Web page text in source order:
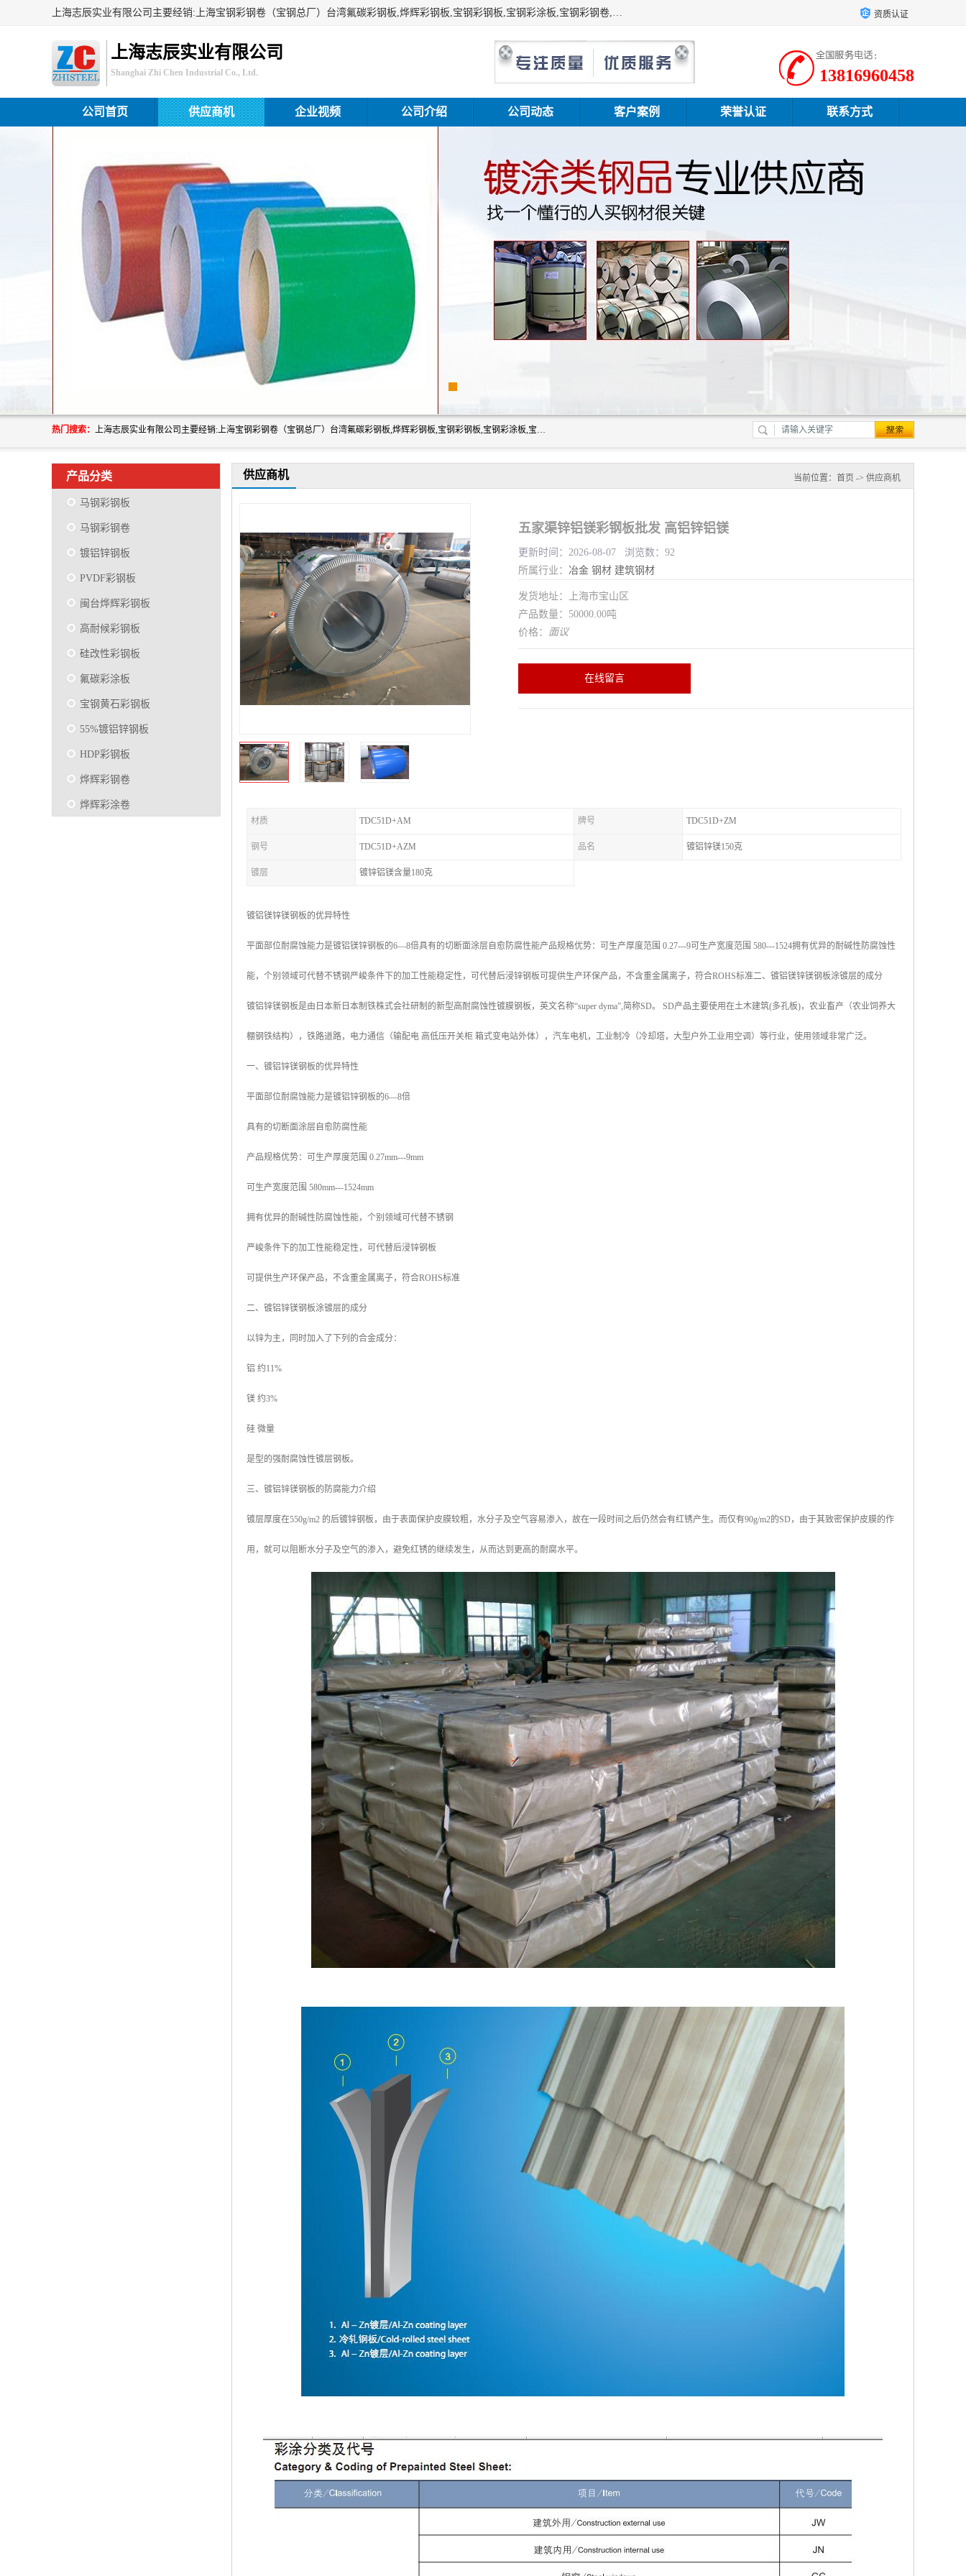
上海志辰实业有限公司主要经销:上海宝钢彩钢卷（宝钢总厂）台湾氟碳彩钢板,烨辉彩钢板,宝钢彩钢板,宝钢彩涂板,宝钢彩钢卷,马钢彩钢板,马钢彩钢卷,镀铝锌钢板,PVDF彩钢板,台湾烨辉彩钢板,高耐候彩钢板,硅改性彩钢板,规格齐全。 资质认证
上海志辰实业有限公司
Shanghai Zhi Chen Industrial Co., Ltd. 13816960458
公司首页 供应商机 企业视频 公司介绍 公司动态 客户案例 荣誉认证 联系方式
热门搜索： 上海志辰实业有限公司主要经销:上海宝钢彩钢卷（宝钢总厂）台湾氟碳彩钢板,烨辉彩钢板,宝钢彩钢板,宝钢彩涂板,宝钢彩钢卷,马钢彩钢板,马钢彩钢卷,镀铝锌钢板,PVDF彩钢板,台湾烨辉彩钢板,高耐候彩钢板,硅改性彩钢板,规格齐全。
产品分类
马钢彩钢板
马钢彩钢卷
镀铝锌钢板
PVDF彩钢板
闽台烨辉彩钢板
高耐候彩钢板
硅改性彩钢板
氟碳彩涂板
宝钢黄石彩钢板
55%镀铝锌钢板
HDP彩钢板
烨辉彩钢卷
烨辉彩涂卷
供应商机 当前位置： 首页 -> 供应商机
五家渠锌铝镁彩钢板批发 高铝锌铝镁
更新时间：2026-08-07 浏览数：92
所属行业： 冶金 钢材 建筑钢材
发货地址：上海市宝山区
产品数量：50000.00吨
价格： 面议
在线留言
材质 TDC51D+AM 牌号 TDC51D+ZM
钢号 TDC51D+AZM 品名 镀铝锌镁150克
镀层 镀锌铝镁含量180克
镀铝镁锌镁钢板的优异特性
平面部位耐腐蚀能力是镀铝镁锌钢板的6—8倍具有的切断面涂层自愈防腐性能产品规格优势：可生产厚度范围 0.27---9可生产宽度范围 580---1524拥有优异的耐碱性防腐蚀性
能，个别领域可代替不锈钢严峻条件下的加工性能稳定性，可代替后浸锌钢板可提供生产环保产品，不含重金属离子，符合ROHS标准二、镀铝镁锌镁钢板涂镀层的成分
镀铝锌镁钢板是由日本新日本制铁株式会社研制的新型高耐腐蚀性镀膜钢板，英文名称“super dyma”,简称SD。 SD产品主要使用在土木建筑(多孔板)，农业畜产（农业饲养大
棚钢铁结构），铁路道路，电力通信（输配电 高低压开关柜 箱式变电站外体），汽车电机，工业制冷（冷却塔，大型户外工业用空调）等行业，使用领域非常广泛。
一、镀铝锌镁钢板的优异特性
平面部位耐腐蚀能力是镀铝锌钢板的6—8倍
具有的切断面涂层自愈防腐性能
产品规格优势：可生产厚度范围 0.27mm---9mm
可生产宽度范围 580mm---1524mm
拥有优异的耐碱性防腐蚀性能，个别领域可代替不锈钢
严峻条件下的加工性能稳定性，可代替后浸锌钢板
可提供生产环保产品，不含重金属离子，符合ROHS标准
二、镀铝锌镁钢板涂镀层的成分
以锌为主，同时加入了下列的合金成分：
铝 约11%
镁 约3%
硅 微量
是型的强耐腐蚀性镀层钢板。
三、镀铝锌镁钢板的防腐能力介绍
镀层厚度在550g/m2 的后镀锌钢板，由于表面保护皮膜较粗，水分子及空气容易渗入，故在一段时间之后仍然会有红锈产生。而仅有90g/m2的SD，由于其致密保护皮膜的作
用，就可以阻断水分子及空气的渗入，避免红锈的继续发生，从而达到更高的耐腐水平。